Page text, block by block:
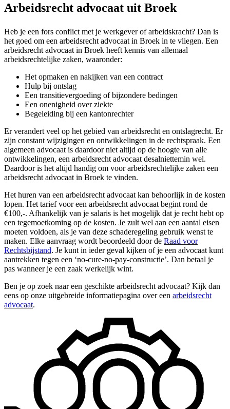
Arbeidsrecht advocaat uit Broek
Heb je een fors conflict met je werkgever of arbeidskracht? Dan is
het goed om een arbeidsrecht advocaat in Broek in te vliegen. Een
arbeidsrecht advocaat in Broek heeft kennis van allemaal
arbeidsrechtelijke zaken, waaronder:
Het opmaken en nakijken van een contract
Hulp bij ontslag
Een transitievergoeding of bijzondere bedingen
Een onenigheid over ziekte
Begeleiding bij een kantonrechter
Er verandert veel op het gebied van arbeidsrecht en ontslagrecht. Er
zijn constant wijzigingen en ontwikkelingen in de rechtspraak. Een
algemeen advocaat is daardoor niet altijd op de hoogte van alle
ontwikkelingen, een arbeidsrecht advocaat desalniettemin wel.
Daardoor is het altijd handig om voor arbeidsrechtelijke zaken een
arbeidsrecht advocaat in Broek te vinden.
Het huren van een arbeidsrecht advocaat kan behoorlijk in de kosten
lopen. Het tarief voor een arbeidsrecht advocaat begint rond de
€100,-. Afhankelijk van je salaris is het mogelijk dat je recht hebt op
een tegemoetkoming op de kosten. Je zult wel aan een aantal eisen
moeten voldoen, als je van deze schaderegeling gebruik wenst te
maken. Elke aanvraag wordt beoordeeld door de Raad voor
Rechtsbijstand. Je kunt in ieder geval kijken of je een advocaat kunt
aantrekken tegen een ‘no-cure-no-pay-constructie’. Dan betaal je
pas wanneer je een zaak werkelijk wint.
Ben je op zoek naar een geschikte arbeidsrecht advocaat? Kijk dan
eens op onze uitgebreide informatiepagina over een arbeidsrecht
advocaat.